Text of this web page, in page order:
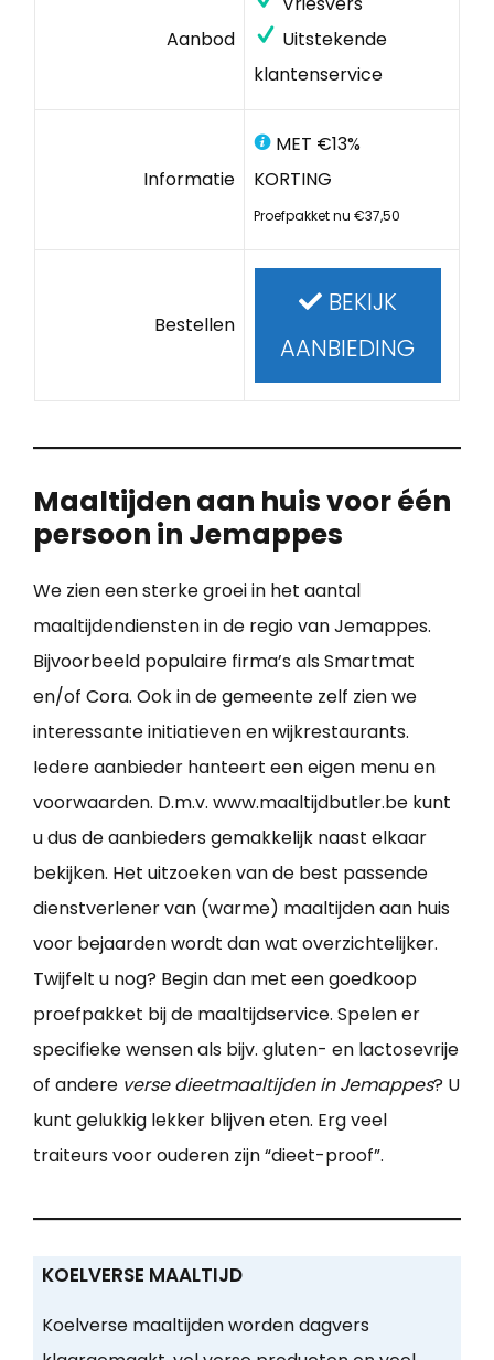
Aanbod
Uitstekende
klantenservice
Informatie
MET €13%
KORTING
Proefpakket nu €37,50
Bestellen
BEKIJK
AANBIEDING
Maaltijden aan huis voor één
persoon in Jemappes
We zien een sterke groei in het aantal
maaltijdendiensten in de regio van Jemappes.
Bijvoorbeeld populaire firma’s als Smartmat
en/of Cora. Ook in de gemeente zelf zien we
interessante initiatieven en wijkrestaurants.
Iedere aanbieder hanteert een eigen menu en
voorwaarden. D.m.v. www.maaltijdbutler.be kunt
u dus de aanbieders gemakkelijk naast elkaar
bekijken. Het uitzoeken van de best passende
dienstverlener van (warme) maaltijden aan huis
voor bejaarden wordt dan wat overzichtelijker.
Twijfelt u nog? Begin dan met een goedkoop
proefpakket bij de maaltijdservice. Spelen er
specifieke wensen als bijv. gluten- en lactosevrije
of andere verse dieetmaaltijden in Jemappes? U
kunt gelukkig lekker blijven eten. Erg veel
traiteurs voor ouderen zijn “dieet-proof”.
KOELVERSE MAALTIJD
Koelverse maaltijden worden dagvers